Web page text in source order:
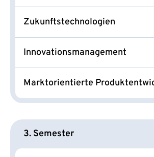
Zukunftstechnologien
Innovationsmanagement
Marktorientierte
3. Semester